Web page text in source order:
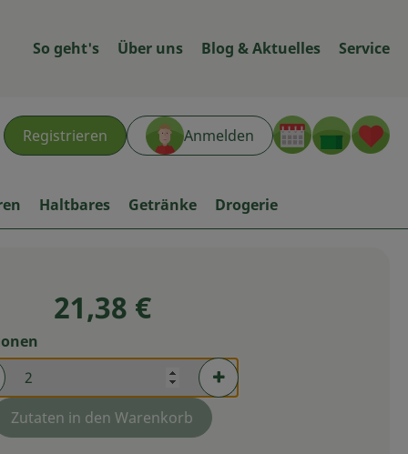
So geht's Über uns Blog & Aktuelles Service
Registrieren Anmelden
Haltbares Getränke Drogerie
21,38 €
verringern (aktuell 2 Portionen ausgewählt)
Portionen erhöhen
Zutaten in den Warenkorb